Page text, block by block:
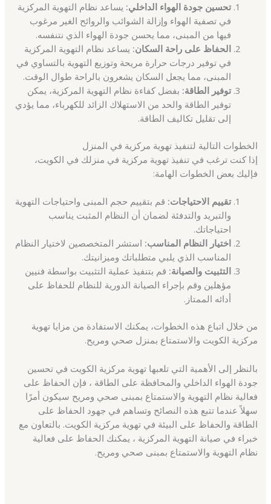
تحسين جودة الهواء الداخلي: يساعد نظام التهوية المركزية
في تصفية الهواء وإزالة الشوائب والروائح الغير مرغوب
فيها من المبنى، مما يحسن جودة الهواء الذي نتنفسه.
الحفاظ على راحة السكان: يساعد نظام التهوية المركزية
في توفير درجات حرارة مريحة وتوزيع التهوية بالتساوي في
المبنى، مما يجعل السكان يشعرون بالراحة طوال الوقت.
توفير الطاقة: بفضل كفاءة نظام التهوية المركزية، يمكن
توفير الطاقة والحد من الاستهلاك الزائد للكهرباء، مما يؤدي
إلى تقليل تكاليف الطاقة.
الخطوات التالية لتنفيذ تهوية مركزية في المنزل
إذا كنت ترغب في تنفيذ تهوية مركزية في منزلك في الكويت،
فإليك بعض الخطوات الهامة:
تقييم الاحتياجات: قم بتقييم حجم المبنى واحتياجات التهوية
والتبريد والتدفئة لضمان أن النظام المثبت يناسب
احتياجاتك.
اختيار النظام المناسب: استشر المتخصصين لاختيار النظام
المناسب الذي يلبي متطلباتك وميزانيتك.
التثبيت والصيانة: قم بتنفيذ عملية التثبيت بواسطة فنيين
مؤهلين وقم بإجراء الصيانة الدورية للنظام للحفاظ على
أدائه الممتاز.
من خلال اتباع هذه الخطوات، يمكنك الاستفادة من مزايا تهوية
مركزية الكويت والاستمتاع بمنزل صحي ومريح.
بالنظر إلى الأهمية التي تلعبها تهوية مركزية الكويت في تحسين
جودة الهواء الداخلي والمحافظة على الطاقة ، فإن الحفاظ على
فعالية نظام التهوية والاستمتاع بمبنى صحي ومريح سيكون أمرًا
سهلاً عندما تتبع هذه النصائح وتساهم في جهود الحفاظ على
الطاقة والحفاظ على البيئة في تهوية مركزية الكويت. بالتعاون مع
خبراء في صيانة التهوية المركزية ، يمكنك الحفاظ على فعالية
نظام التهوية والاستمتاع بمبنى صحي ومريح.